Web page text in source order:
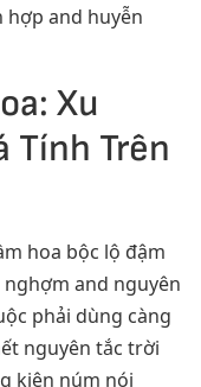
hợp and huyễn
Xu
Tính Trên
hoa bộc lộ đậm
and nguyên
phải dùng càng
nguyên tắc trời
kiên núm nói